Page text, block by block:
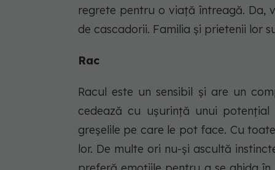
regrete pentru o viață întreagă. Da,
de cascadorii. Familia și prietenii lor
Rac
Racul este un sensibil și are un
cedează cu ușurință unui potențial
greșelile pe care le pot face. Cu
lor. De multe ori nu-și ascultă